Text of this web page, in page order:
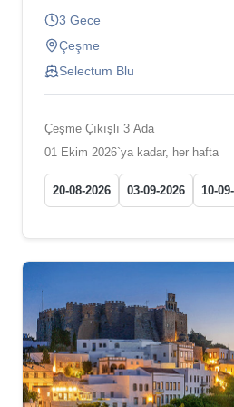
3 Gece
Çeşme
Selectum Blu
Çeşme Çıkışlı 3 Ada
01 Ekim 2026`ya kadar, her hafta
20-08-2026 03-09-2026 10-